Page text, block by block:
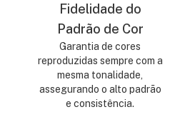
Fidelidade do
Padrão de Cor
Garantia de cores
reproduzidas sempre com a
mesma tonalidade,
assegurando o alto padrão
e consistência.